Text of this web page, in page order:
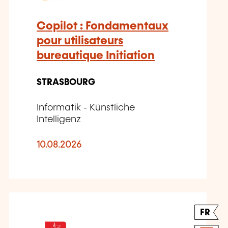
Copilot : Fondamentaux
pour utilisateurs
bureautique Initiation
STRASBOURG
Informatik - Künstliche
Intelligenz
10.08.2026
FR